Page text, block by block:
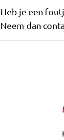
Heb je een
Neem dan